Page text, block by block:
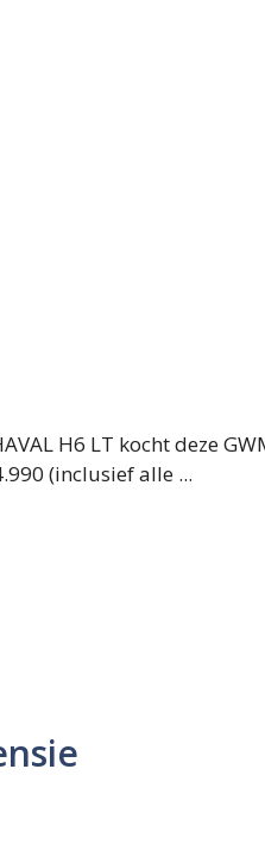
H6 LT kocht deze
(inclusief alle ...